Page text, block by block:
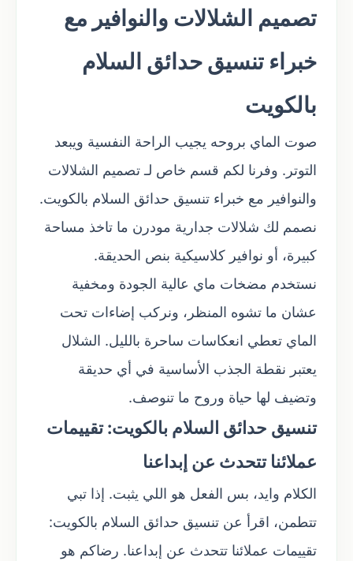
تصميم الشلالات والنوافير مع
خبراء تنسيق حدائق السلام
بالكويت
صوت الماي بروحه يجيب الراحة النفسية ويبعد
التوتر. وفرنا لكم قسم خاص لـ تصميم الشلالات
والنوافير مع خبراء تنسيق حدائق السلام بالكويت.
نصمم لك شلالات جدارية مودرن ما تاخذ مساحة
كبيرة، أو نوافير كلاسيكية بنص الحديقة.
نستخدم مضخات ماي عالية الجودة ومخفية
عشان ما تشوه المنظر، ونركب إضاءات تحت
الماي تعطي انعكاسات ساحرة بالليل. الشلال
يعتبر نقطة الجذب الأساسية في أي حديقة
وتضيف لها حياة وروح ما تنوصف.
تنسيق حدائق السلام بالكويت: تقييمات
عملائنا تتحدث عن إبداعنا
الكلام وايد، بس الفعل هو اللي يثبت. إذا تبي
تتطمن، اقرأ عن تنسيق حدائق السلام بالكويت:
تقييمات عملائنا تتحدث عن إبداعنا. رضاكم هو